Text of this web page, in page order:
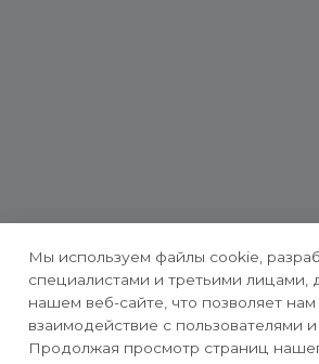
Мы используем файлы cookie,
специалистами и третьими лицами,
нашем веб-сайте, что позволяет
взаимодействие с пользователями
Продолжая просмотр страниц